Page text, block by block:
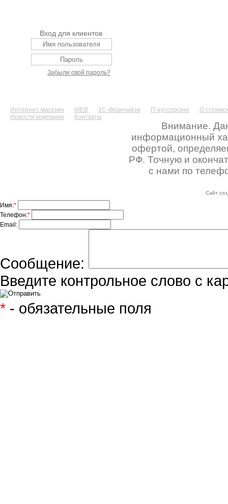
Вход для клиентов
Забыли свой пароль?
Интернет-магазин WEB 1С-Франчайзи IT-аутсорсинг
О
Новости компании
Контакты
Внимание.
информационный
офертой,
РФ. Точную и
с нами по
Сайт
Имя:*
Телефон:*
Email:
Сообщение:
Введите контрольное слово с
* - обязательные поля